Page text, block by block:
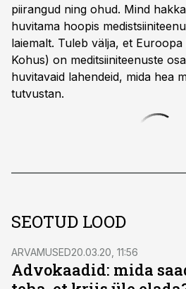
piirangud ning ohud. Mind
huvitama hoopis
laiemalt. Tuleb välja, et
Kohus) on meditsiiniteenuste
huvitavaid lahendeid, mida hea
tutvustan.
SEOTUD LOOD
ARVAMUSED20.03.20, 11:56
Advokaadid: mida